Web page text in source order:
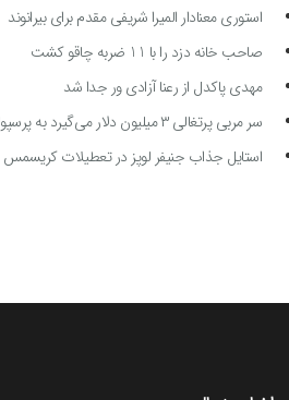
استوری معنادار المیرا شریفی مقدم برای بیرانوند
صاحب خانه دزد را با 11 ضربه چاقو کشت
مهدی پاکدل از رعنا آزادی ور جدا شد
سر مربی پرتغالی ۳ میلیون دلار می‌گیرد به پرسپولیس می‌آید
استایل جذاب جنیفر لوپز در تعطیلات کریسمس